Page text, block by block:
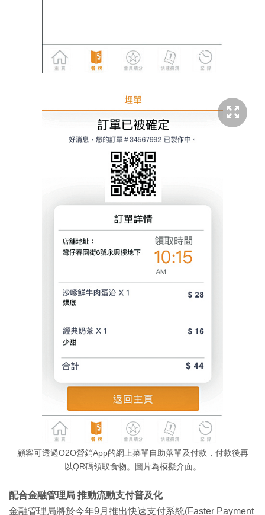
顧客可透過O2O營銷App的網上菜單自助落單及付款，付款後再
以QR碼領取食物。圖片為模擬介面。
配合金融管理局 推動流動支付普及化
金融管理局將於今年9月推出快速支付系統(Faster Payment